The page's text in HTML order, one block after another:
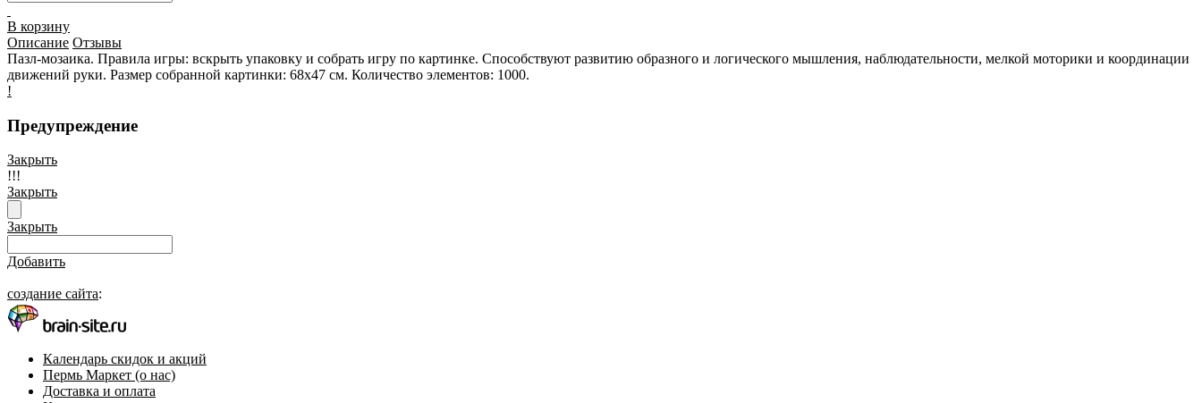
В корзину
Описание Отзывы
Пазл-мозаика. Правила игры: вскрыть упаковку и собрать игру по картинке. Способствуют развитию образного и логического мышления, наблюдательности, мелкой моторики и координации
движений руки. Размер собранной картинки: 68х47 см. Количество элементов: 1000.
!
Предупреждение
Закрыть
!!!
Закрыть
Закрыть
Добавить
создание сайта:
Календарь скидок и акций
Пермь Маркет (о нас)
Доставка и оплата